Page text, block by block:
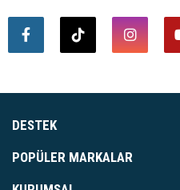
DESTEK
POPÜLER MARKALAR